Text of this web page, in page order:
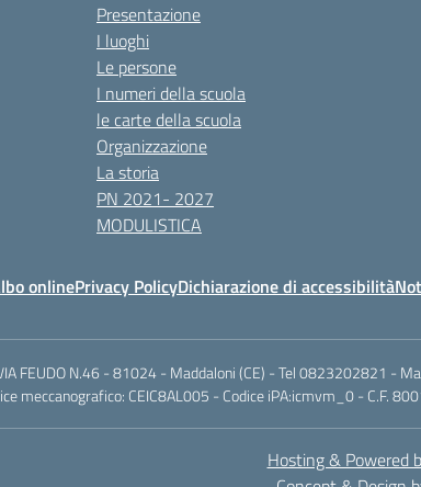
Presentazione
I luoghi
Le persone
I numeri della scuola
le carte della scuola
Organizzazione
La storia
PN 2021- 2027
MODULISTICA
onlinePrivacy PolicyDichiarazione di accessibilità
FEUDO N.46 - 81024 - Maddaloni (CE) - Tel 0823202821 -
meccanografico: CEIC8AL005 - Codice iPA:icmvm_0 - C.F.
Hosting & Powered